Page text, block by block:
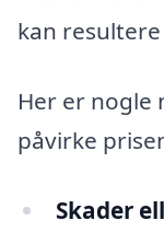
kan
Her er nogle
påvirke
Skader